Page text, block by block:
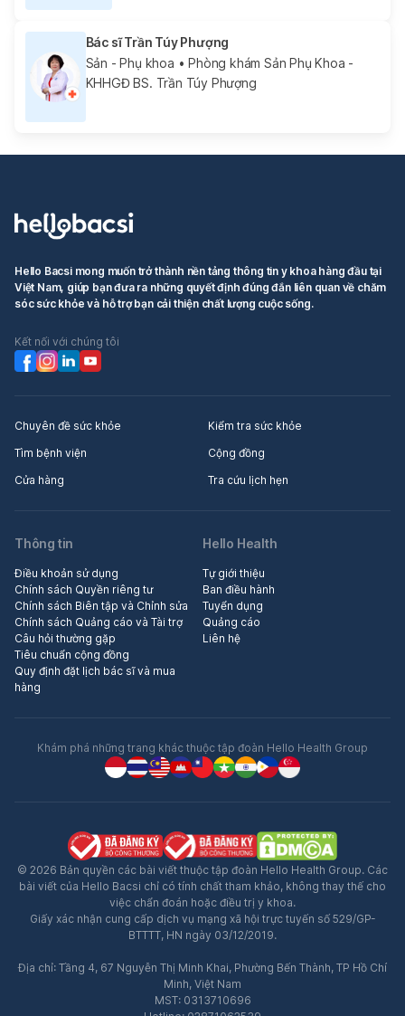
Bác sĩ Trần Túy Phượng
Sản - Phụ khoa • Phòng khám Sản Phụ Khoa -
KHHGĐ BS. Trần Túy Phượng
Hello Bacsi mong muốn trở thành nền tảng thông tin y khoa hàng đầu tại
Việt Nam, giúp bạn đưa ra những quyết định đúng đắn liên quan về chăm
sóc sức khỏe và hỗ trợ bạn cải thiện chất lượng cuộc sống.
Kết nối với chúng tôi
Chuyên đề sức khỏe
Kiểm tra sức khỏe
Tìm bệnh viện
Cộng đồng
Cửa hàng
Tra cứu lịch hẹn
Thông tin
Điều khoản sử dụng
Chính sách Quyền riêng tư
Chính sách Biên tập và Chỉnh sửa
Chính sách Quảng cáo và Tài trợ
Câu hỏi thường gặp
Tiêu chuẩn cộng đồng
Quy định đặt lịch bác sĩ và mua
hàng
Hello Health
Tự giới thiệu
Ban điều hành
Tuyển dụng
Quảng cáo
Liên hệ
Khám phá những trang khác thuộc tập đoàn Hello Health Group
© 2026 Bản quyền các bài viết thuộc tập đoàn Hello Health Group. Các
bài viết của Hello Bacsi chỉ có tính chất tham khảo, không thay thế cho
việc chẩn đoán hoặc điều trị y khoa.
Giấy xác nhận cung cấp dịch vụ mạng xã hội trực tuyến số 529/GP-
BTTTT, HN ngày 03/12/2019.
Địa chỉ: Tầng 4, 67 Nguyễn Thị Minh Khai, Phường Bến Thành, TP Hồ Chí
Minh, Việt Nam
MST: 0313710696